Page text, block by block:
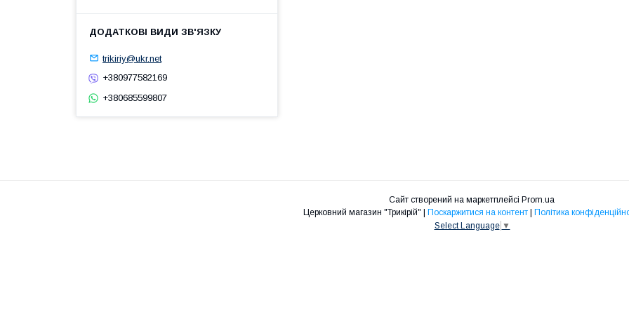
trikiriy@ukr.net
+380977582169
+380685599807
Сайт створений на маркетплейсі Prom.ua
Поскаржитися на контент
Політика
Select Language ▼